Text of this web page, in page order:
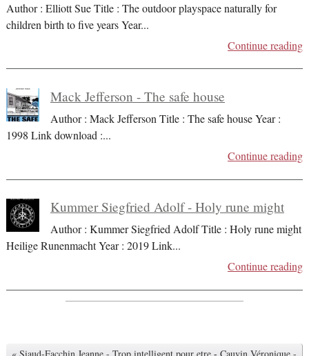
Author : Elliott Sue Title : The outdoor playspace naturally for
children birth to five years Year...
Continue reading
Mack Jefferson - The safe house
Author : Mack Jefferson Title : The safe house Year :
1998 Link download :...
Continue reading
Kummer Siegfried Adolf - Holy rune might
Author : Kummer Siegfried Adolf Title : Holy rune might
Heilige Runenmacht Year : 2019 Link...
Continue reading